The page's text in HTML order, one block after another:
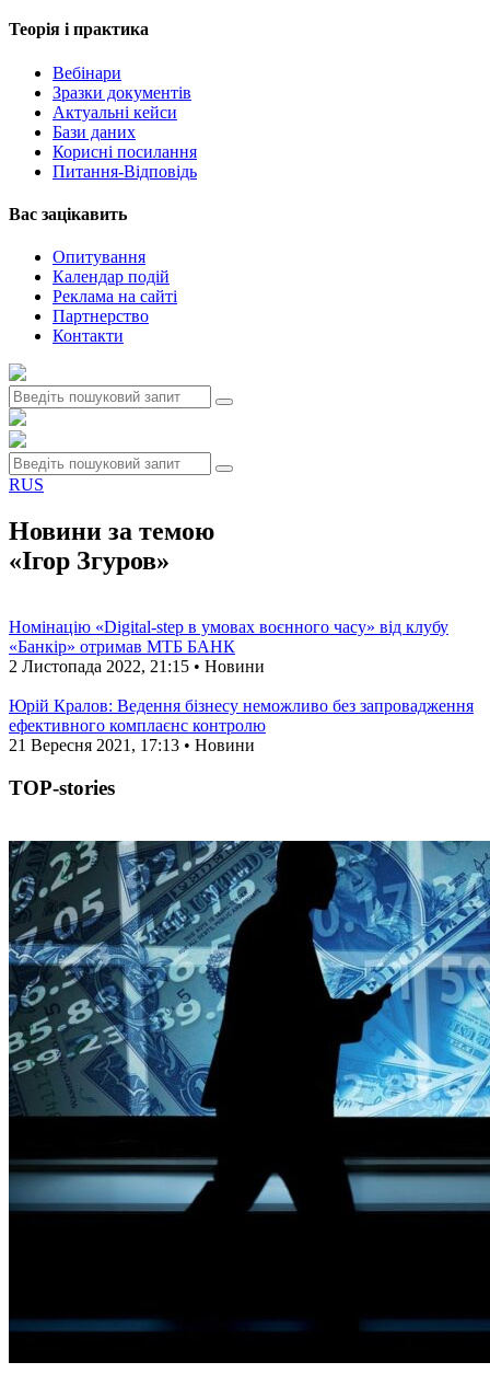
Теорія i практика
Вебінари
Зразки документів
Актуальні кейси
Бази даних
Корисні посилання
Питання-Відповідь
Вас зацiкавить
Опитування
Календар подій
Реклама на сайтi
Партнерство
Контакти
RUS
Новини за темою
«Ігор Згуров»
Номінацію «Digital-step в умовах воєнного часу» від клубу
«Банкір» отримав МТБ БАНК
2 Листопада 2022, 21:15 • Новини
Юрій Кралов: Ведення бізнесу неможливо без запровадження
ефективного комплаєнс контролю
21 Вересня 2021, 17:13 • Новини
TOP-stories